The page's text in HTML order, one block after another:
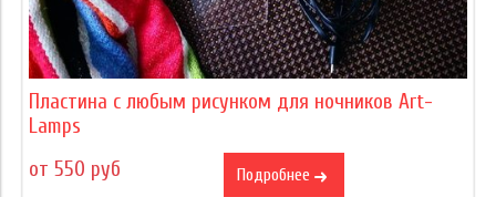
Пластина с любым рисунком для ночников Art-
Lamps
от 550 руб
Подробнее